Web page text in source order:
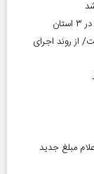
از روند اجرای
مبلغ جدید